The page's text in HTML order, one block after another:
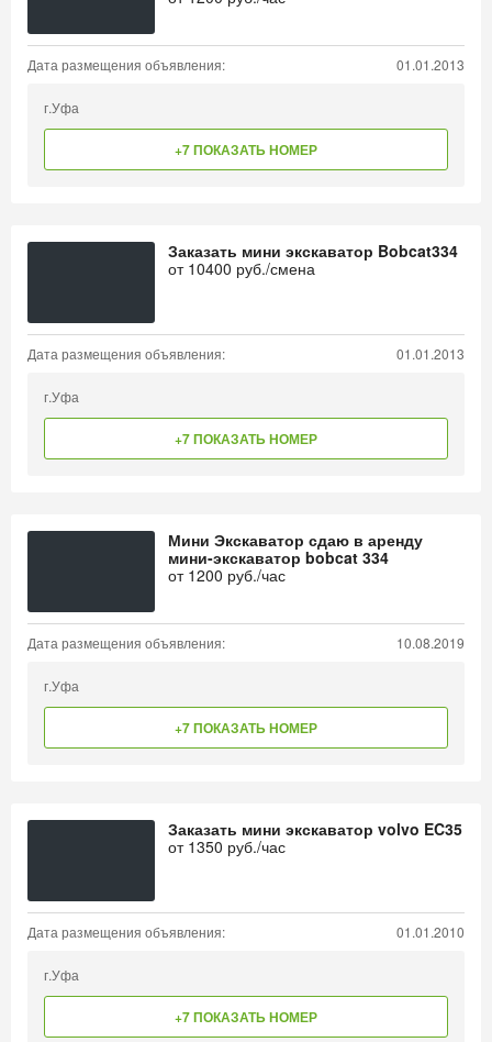
Дата размещения объявления: 01.01.2013
г.Уфа
+7 ПОКАЗАТЬ НОМЕР
Заказать мини экскаватор Bobcat334
от 10400 руб./смена
Дата размещения объявления: 01.01.2013
г.Уфа
+7 ПОКАЗАТЬ НОМЕР
Мини Экскаватор сдаю в аренду
мини-экскаватор bobcat 334
от 1200 руб./час
Дата размещения объявления: 10.08.2019
г.Уфа
+7 ПОКАЗАТЬ НОМЕР
Заказать мини экскаватор volvo EC35
от 1350 руб./час
Дата размещения объявления: 01.01.2010
г.Уфа
+7 ПОКАЗАТЬ НОМЕР